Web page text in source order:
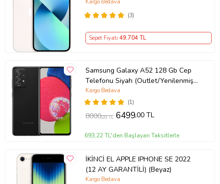
(3)
Kargo Bedava
Sepet Fiyatı 49.704TL
Samsung Galaxy A52 128 Gb Cep
Telefonu Siyah (Outlet/Yenilenmiş-
ikinciel)
(1)
Kargo Bedava
8000,00 TL 6499,00 TL
693,22 TL'den Başlayan Taksitlerle
İKİNCİ EL APPLE IPHONE SE 2022
(12 AY GARANTİLİ) (Beyaz)
Kargo Bedava